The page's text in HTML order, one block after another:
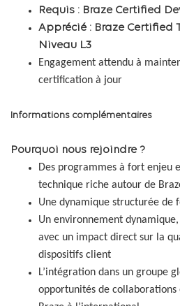
Requis : Braze Certified
Apprécié : Braze Certified
Niveau L3
Engagement attendu à
certification à jour
Informations complémentaires
Pourquoi nous rejoindre ?
Des programmes à fort enjeu
technique riche autour de
Une dynamique structurée
Un environnement
avec un impact direct sur la
dispositifs client
L’intégration dans un groupe
opportunités de collaborations